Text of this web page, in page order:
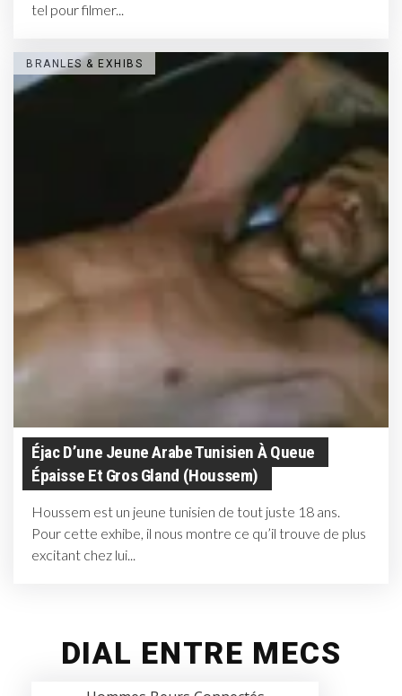
tel pour filmer...
BRANLES & EXHIBS
Éjac D’une Jeune Arabe Tunisien À Queue
Épaisse Et Gros Gland (Houssem)
Houssem est un jeune tunisien de tout juste 18 ans.
Pour cette exhibe, il nous montre ce qu’il trouve de plus
excitant chez lui...
DIAL ENTRE MECS